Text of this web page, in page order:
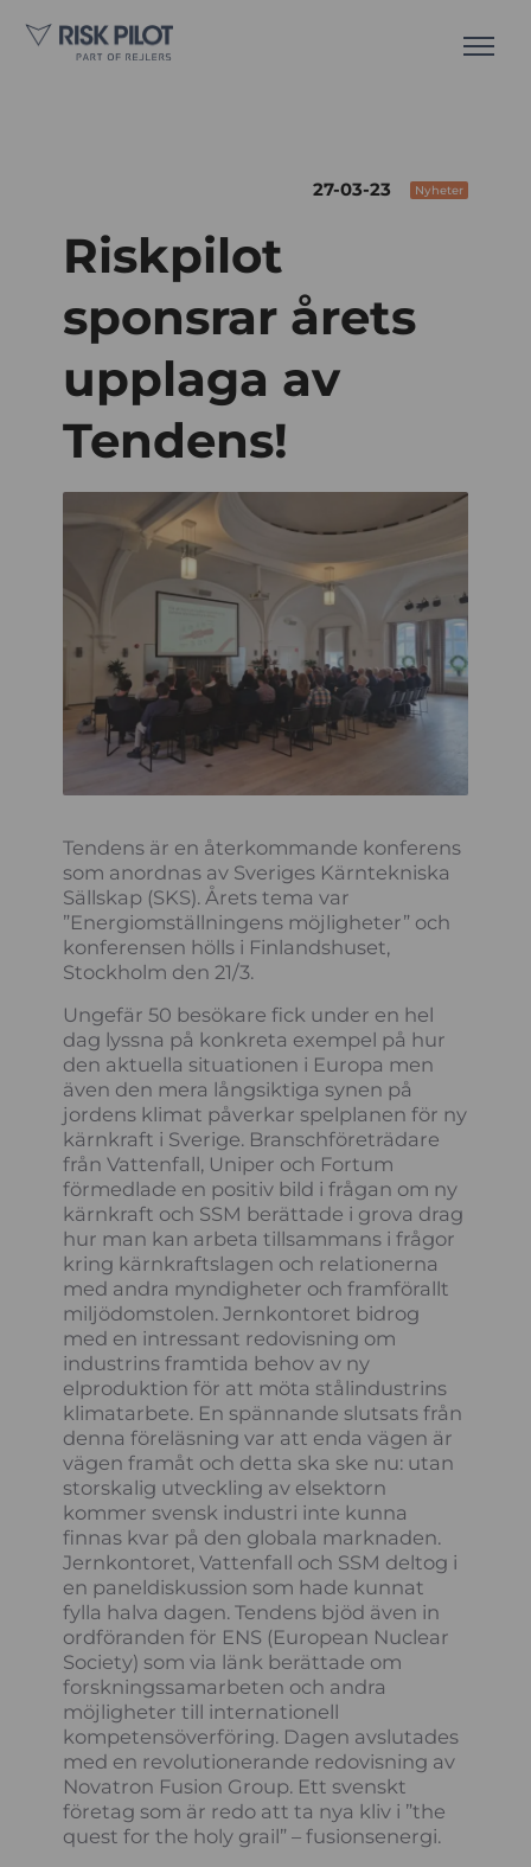
27-03-23 Nyheter
Riskpilot
sponsrar årets
upplaga av
Tendens!
Tendens är en återkommande konferens
som anordnas av Sveriges Kärntekniska
Sällskap (SKS). Årets tema var
”Energiomställningens möjligheter” och
konferensen hölls i Finlandshuset,
Stockholm den 21/3.
Ungefär 50 besökare fick under en hel
dag lyssna på konkreta exempel på hur
den aktuella situationen i Europa men
även den mera långsiktiga synen på
jordens klimat påverkar spelplanen för ny
kärnkraft i Sverige. Branschföreträdare
från Vattenfall, Uniper och Fortum
förmedlade en positiv bild i frågan om ny
kärnkraft och SSM berättade i grova drag
hur man kan arbeta tillsammans i frågor
kring kärnkraftslagen och relationerna
med andra myndigheter och framförallt
miljödomstolen. Jernkontoret bidrog
med en intressant redovisning om
industrins framtida behov av ny
elproduktion för att möta stålindustrins
klimatarbete. En spännande slutsats från
denna föreläsning var att enda vägen är
vägen framåt och detta ska ske nu: utan
storskalig utveckling av elsektorn
kommer svensk industri inte kunna
finnas kvar på den globala marknaden.
Jernkontoret, Vattenfall och SSM deltog i
en paneldiskussion som hade kunnat
fylla halva dagen. Tendens bjöd även in
ordföranden för ENS (European Nuclear
Society) som via länk berättade om
forskningssamarbeten och andra
möjligheter till internationell
kompetensöverföring. Dagen avslutades
med en revolutionerande redovisning av
Novatron Fusion Group. Ett svenskt
företag som är redo att ta nya kliv i ”the
quest for the holy grail” – fusionsenergi.